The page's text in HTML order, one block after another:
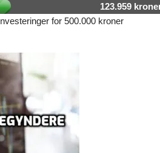
123.959
for 500.000 kroner